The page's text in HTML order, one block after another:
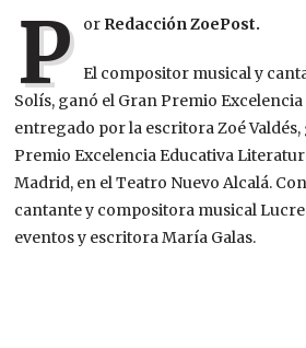
P or Redacción ZoePost.
El compositor musical y
Solís, ganó el Gran Premio
entregado por la escritora Zoé
Premio Excelencia Educativa
Madrid, en el Teatro Nuevo Alcalá.
cantante y compositora musical
eventos y escritora María Galas.